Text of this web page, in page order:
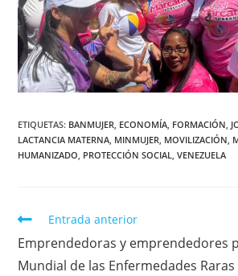
ETIQUETAS: BANMUJER, ECONOMÍA, FORMACIÓN,
LACTANCIA MATERNA, MINMUJER, MOVILIZACIÓN,
HUMANIZADO, PROTECCIÓN SOCIAL, VENEZUELA
Entrada anterior
Emprendedoras y emprendedores
Mundial de las Enfermedades Raras